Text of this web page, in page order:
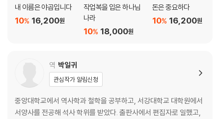
내 이름은 야곱입니다
16,200원
10%
작업복을 입은 하나님
나라
18,000원
10%
돈은 중요하다
16,200원
10%
역 박일귀
관심작가 알림신청
중앙대학교에서 역사학과 철학을 공부하고, 서강대학교 대학원에서
서양사를 전공해 석사 학위를 받았다. 출판사에서 편집자로 일했고,